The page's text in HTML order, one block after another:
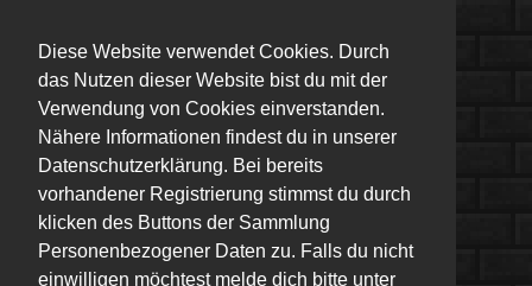
Diese Website verwendet Cookies. Durch
das Nutzen dieser Website bist du mit der
Verwendung von Cookies einverstanden.
Nähere Informationen findest du in unserer
Datenschutzerklärung. Bei bereits
vorhandener Registrierung stimmst du durch
klicken des Buttons der Sammlung
Personenbezogener Daten zu. Falls du nicht
einwilligen möchtest melde dich bitte unter